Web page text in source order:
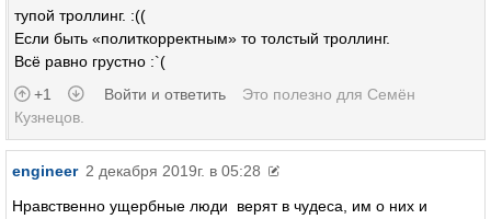
тупой троллинг. :((
Если быть «политкорректным» то толстый троллинг.
Всё равно грустно :`(
+1
Войти и ответить Это полезно для Семён
Кузнецов
engineer 2 декабря 2019г. в 05:28
Нравственно ущербные люди верят в чудеса, им о них и